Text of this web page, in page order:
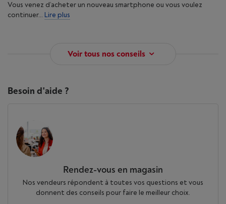
Des montages dignes d’un
mots et en utilisant l'AI. Ajoutez des objets, tels que des
Vous venez d’acheter un nouveau smartphone ou vous voulez
continuer... Lire plus
Voir tous nos conseils
Besoin d'aide ?
Rendez-vous en magasin
Nos vendeurs répondent à toutes vos questions et vous
donnent des conseils pour faire le meilleur choix.